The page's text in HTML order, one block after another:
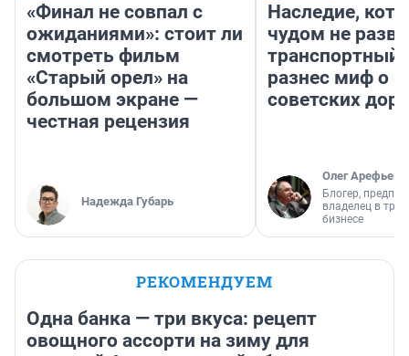
«Финал не совпал с
ожиданиями»: стоит ли
смотреть фильм
«Старый орел» на
большом экране —
честная рецензия
Надежда Губарь
Наследие,
чудом не
транспортный
разнес миф о
советских
Олег Арефьев
Блогер,
владелец в
бизнесе
РЕКОМЕНДУЕМ
Одна банка — три вкуса: рецепт
овощного ассорти на зиму для